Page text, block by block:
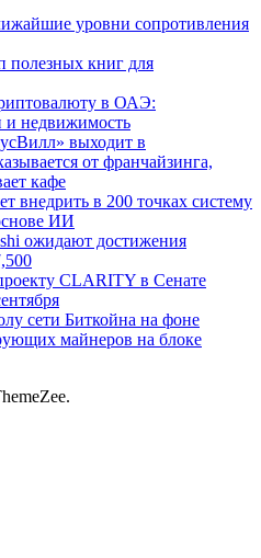
уровни сопротивления
полезных книг для
в ОАЭ:
и недвижимость
выходит в
от франчайзинга,
кафе
внедрить в 200 точках систему
ИИ
ожидают достижения
CLARITY в Сенате
сети Биткойна на фоне
майнеров на блоке